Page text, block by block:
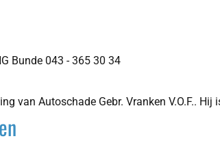
Bunde 043 - 365 30 34
van Autoschade Gebr. Vranken V.O.F..